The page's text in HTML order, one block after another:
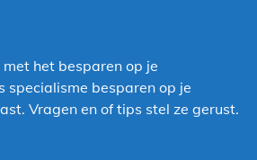
het besparen op je
specialisme besparen op je
Vragen en of tips stel ze gerust.